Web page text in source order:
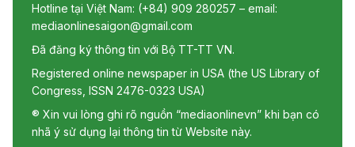
Hotline tại Việt Nam: (+84) 909 280257 – email:
mediaonlinesaigon@gmail.com
Đã đăng ký thông tin với Bộ TT-TT VN.
Registered online newspaper in USA (the US Library of
Congress, ISSN 2476-0323 USA)
® Xin vui lòng ghi rõ nguồn “mediaonlinevn” khi bạn có
nhã ý sử dụng lại thông tin từ Website này.